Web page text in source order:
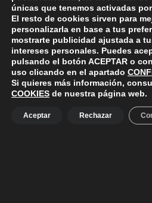
ayuntamiento de
AYUNTAMIENTO DE POLANCO
Ayuntamiento de Polanco. La
Cantabria.
+34 942 82 42 00
Compromiso con la Protección de
Cookies
Política de Privacidad
únicas que tenemos activadas
El resto de cookies sirven para
personalizarla en base a tus
mostrarte publicidad ajustada a
intereses personales. Puedes
pulsando el botón ACEPTAR o
uso clicando en el apartado
Si quieres más información,
COOKIES de nuestra página web.
Aceptar Rechazar